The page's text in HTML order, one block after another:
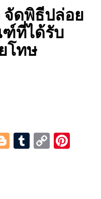
จัดพิธีปล่อย
ที่ได้รับ
โทษ
Blogger
Tumblr
Copy